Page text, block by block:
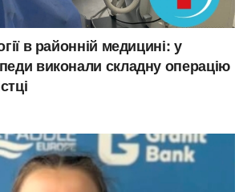
в районній медицині: у
виконали складну операцію